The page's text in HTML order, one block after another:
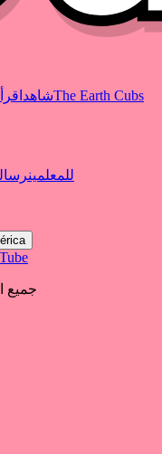
شاهد اقرأ
The Earth Cubs
للمعلمين
جميع